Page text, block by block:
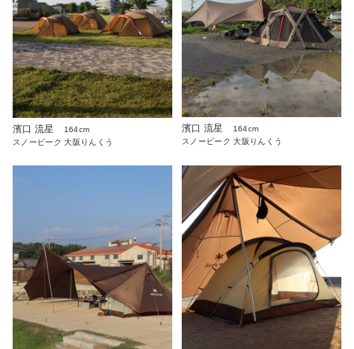
濱口 流星
164cm
スノーピーク 大阪りんくう
濱口 流星
164cm
スノーピーク 大阪りんくう